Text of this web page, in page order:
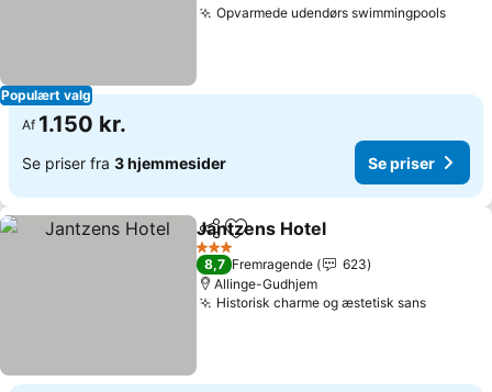
Populært valg
Opvarmede udendørs swimmingpoolsSe
Af 1.150 kr.
Se priser fra 3 hjemmesider Se priser
Del Føj til favoritter
Jantzens Hotel
3 Stjerner
8,7 Fremragende
623
Allinge-Gudhjem
Historisk charme og æstetisk sansSe